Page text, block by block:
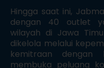
Hingga saat ini,
dengan 40 outlet
wilayah di Jawa
dikelola melalui
kemitraan dengan
membuka peluang